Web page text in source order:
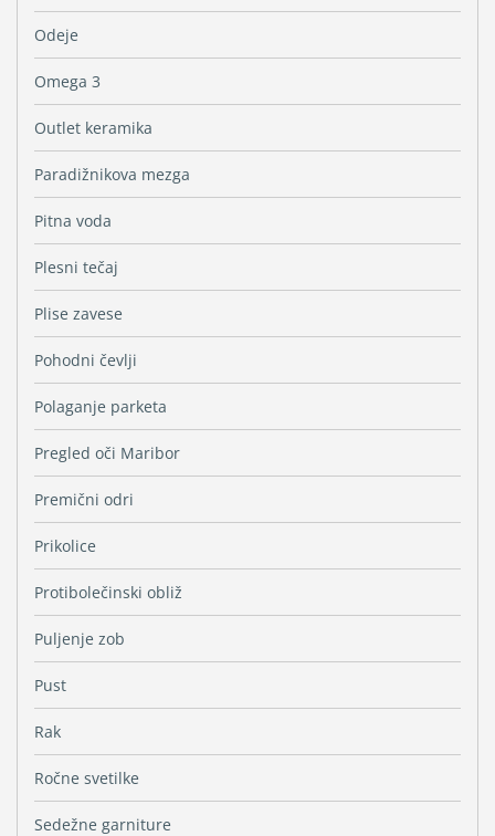
Odeje
Omega 3
Outlet keramika
Paradižnikova mezga
Pitna voda
Plesni tečaj
Plise zavese
Pohodni čevlji
Polaganje parketa
Pregled oči Maribor
Premični odri
Prikolice
Protibolečinski obliž
Puljenje zob
Pust
Rak
Ročne svetilke
Sedežne garniture